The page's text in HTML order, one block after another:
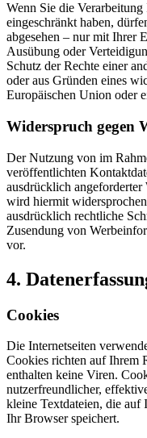
Wenn Sie die Verarbeitung
eingeschränkt haben,
abgesehen – nur mit Ihrer
Ausübung oder
Schutz der Rechte einer
oder aus Gründen eines
Europäischen Union oder
Widerspruch gegen
Der Nutzung von im
veröffentlichten
ausdrücklich
wird hiermit
ausdrücklich rechtliche
Zusendung von
vor.
4.
Cookies
Die Internetseiten
Cookies richten auf Ihrem
enthalten keine Viren.
nutzerfreundlicher,
kleine Textdateien, die auf
Ihr Browser speichert.